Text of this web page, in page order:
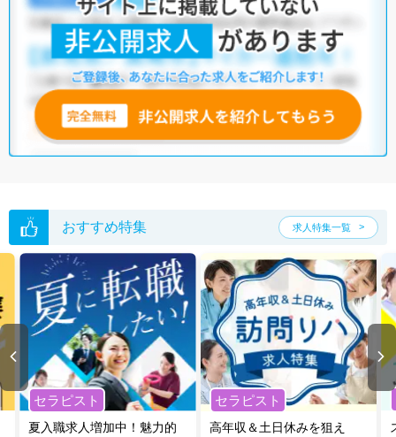
おすすめ特集 求人特集一覧
セラピスト
夏入職求人増加中！魅力的
セラピスト
高年収＆土日休みを狙え